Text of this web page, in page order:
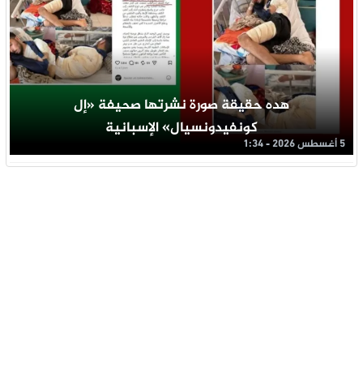
هده حقيقة صورة نشرتها صحيفة «إل
كونفيدونسيال» الإسبانية
5 أغسطس 2026 - 1:34